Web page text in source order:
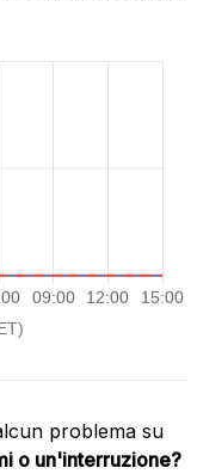
problema su
o un'interruzione?